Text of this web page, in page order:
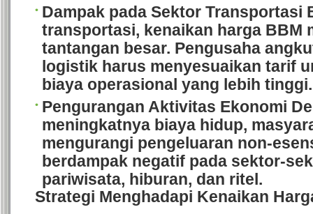
Dampak pada Sektor Transportasi
transportasi, kenaikan harga BBM
tantangan besar. Pengusaha
logistik harus menyesuaikan tarif
biaya operasional yang lebih tinggi.
Pengurangan Aktivitas Ekonomi
meningkatnya biaya hidup,
mengurangi pengeluaran non-
berdampak negatif pada sektor-
pariwisata, hiburan, dan ritel.
Strategi Menghadapi Kenaikan